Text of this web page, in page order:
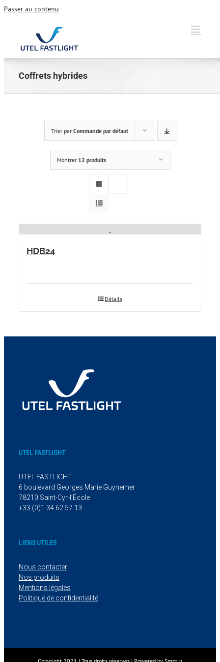
Passer au contenu
Coffrets hybrides
Trier par Commande par défaut
Montrer 12 produits
HDB24
Détails
UTEL FASTLIGHT
UTEL FASTLIGHT
6 boulevard Georges Marie Guynemer
78210 Saint-Cyr-l’École
+33 (0)1 34 62 57 13
LIENS UTILES
Nous contacter
Nos produits
Mentions légales
Politique de confidentialité